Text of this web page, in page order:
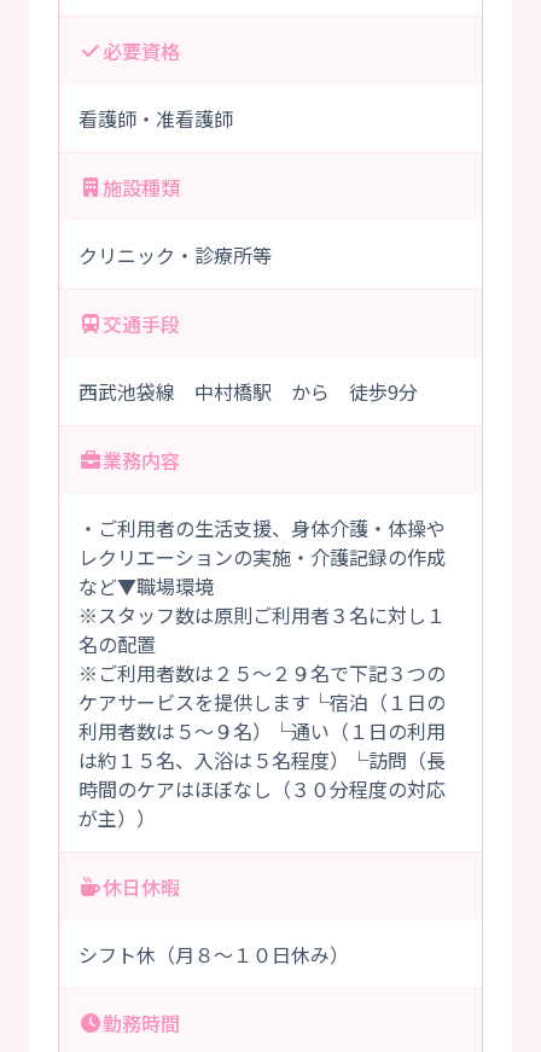
必要資格
看護師・准看護師
施設種類
クリニック・診療所等
交通手段
西武池袋線 中村橋駅 から 徒歩9分
業務内容
・ご利用者の生活支援、身体介護・体操や
レクリエーションの実施・介護記録の作成
など▼職場環境
※スタッフ数は原則ご利用者３名に対し１
名の配置
※ご利用者数は２５～２９名で下記３つの
ケアサービスを提供します└宿泊（１日の
利用者数は５～９名）└通い（１日の利用
は約１５名、入浴は５名程度）└訪問（長
時間のケアはほぼなし（３０分程度の対応
が主））
休日休暇
シフト休（月８～１０日休み）
勤務時間